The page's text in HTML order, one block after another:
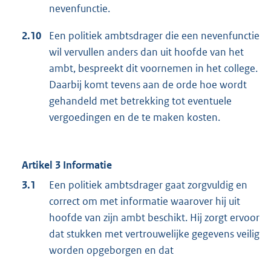
nevenfunctie.
2.10
Een politiek ambtsdrager die een nevenfunctie
wil vervullen anders dan uit hoofde van het
ambt, bespreekt dit voornemen in het college.
Daarbij komt tevens aan de orde hoe wordt
gehandeld met betrekking tot eventuele
vergoedingen en de te maken kosten.
Artikel 3 Informatie
3.1
Een politiek ambtsdrager gaat zorgvuldig en
correct om met informatie waarover hij uit
hoofde van zijn ambt beschikt. Hij zorgt ervoor
dat stukken met vertrouwelijke gegevens veilig
worden opgeborgen en dat